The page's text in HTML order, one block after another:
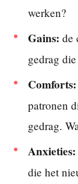
werken?
Gains: de
gedrag
Comforts:
patronen
gedrag.
Anxieties:
die het